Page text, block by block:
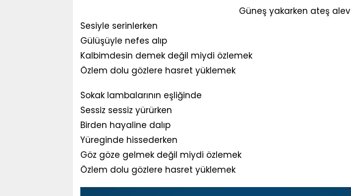
Güneş yakarken ateş alev
Sesiyle serinlerken
Gülüşüyle nefes alıp
Kalbimdesin demek değil miydi özlemek
Özlem dolu gözlere hasret yüklemek
Sokak lambalarının eşliğinde
Sessiz sessiz yürürken
Birden hayaline dalıp
Yüreginde hissederken
Göz göze gelmek değil miydi özlemek
Özlem dolu gözlere hasret yüklemek